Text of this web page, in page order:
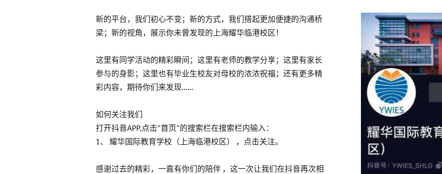
新的平台，我们初心不变；新的方式，我们搭起更加便捷的沟通桥
梁；新的视角，展示你未曾发现的上海耀华临港校区！
这里有同学活动的精彩瞬间；这里有老师的教学分享；这里有家长
参与的身影；这里也有毕业生校友对母校的浓浓祝福；还有更多精
彩内容，期待你们来发现……
如何关注我们
打开抖音APP,点击“首页”的搜索栏在搜索栏内输入：
1、 耀华国际教育学校（上海临港校区） ，点击关注。
感谢过去的精彩，一直有你们的陪伴 ，这一次让我们在抖音再次相